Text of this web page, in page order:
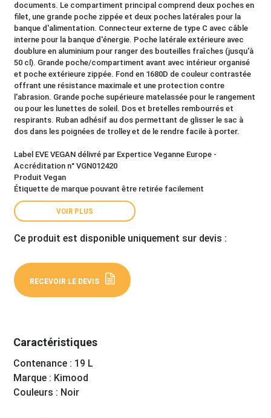
documents. Le compartiment principal comprend deux poches en
filet, une grande poche zippée et deux poches latérales pour la
banque d'alimentation. Connecteur externe de type C avec câble
interne pour la banque d'énergie. Poche latérale extérieure avec
doublure en aluminium pour ranger des bouteilles fraîches (jusqu'à
50 cl). Grande poche/compartiment avant avec intérieur organisé
et poche extérieure zippée. Fond en 1680D de couleur contrastée
offrant une résistance maximale et une protection contre
l'abrasion. Grande poche supérieure matelassée pour le rangement
ou pour les lunettes de soleil. Dos et bretelles rembourrés et
respirants. Ruban adhésif au dos permettant de glisser le sac à
dos dans les poignées de trolley et de le rendre facile à porter.
Label EVE VEGAN délivré par Expertice Veganne Europe -
Accréditation n° VGN012420
Produit Vegan
Étiquette de marque pouvant être retirée facilement
VOIR PLUS
Ce produit est disponible uniquement sur devis :
RECEVOIR LE DEVIS
Caractéristiques
Contenance : 19 L
Marque : Kimood
Couleurs : Noir